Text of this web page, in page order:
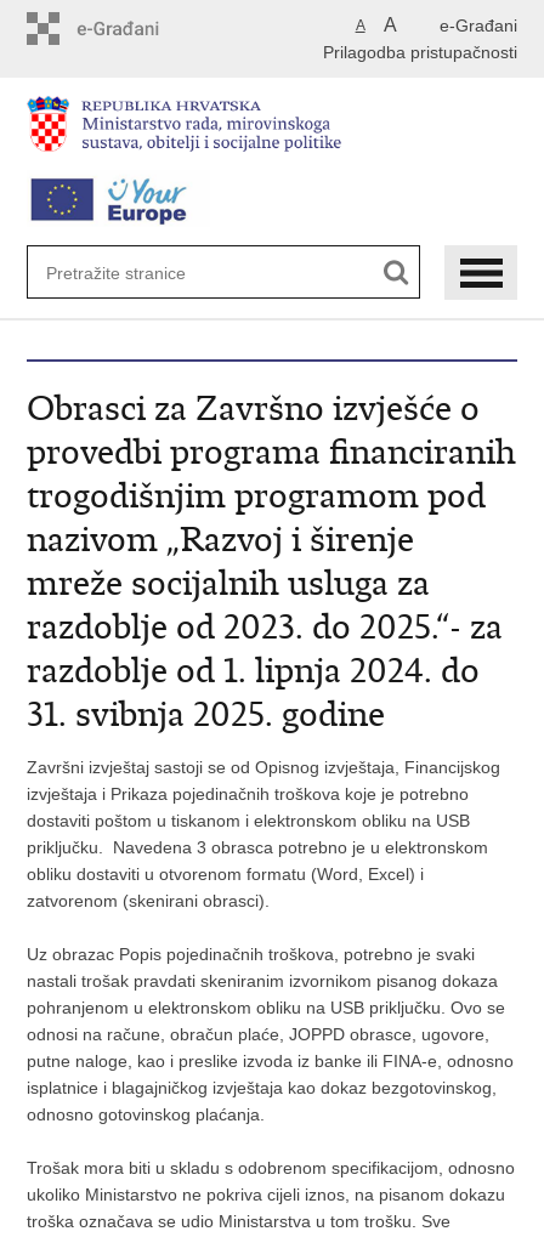
e-Građani
A A
Prilagodba pristupačnosti
Obrasci za Završno izvješće o
provedbi programa financiranih
trogodišnjim programom pod
nazivom „Razvoj i širenje
mreže socijalnih usluga za
razdoblje od 2023. do 2025.“- za
razdoblje od 1. lipnja 2024. do
31. svibnja 2025. godine
Završni izvještaj sastoji se od Opisnog izvještaja, Financijskog
izvještaja i Prikaza pojedinačnih troškova koje je potrebno
dostaviti poštom u tiskanom i elektronskom obliku na USB
priključku. Navedena 3 obrasca potrebno je u elektronskom
obliku dostaviti u otvorenom formatu (Word, Excel) i
zatvorenom (skenirani obrasci).
Uz obrazac Popis pojedinačnih troškova, potrebno je svaki
nastali trošak pravdati skeniranim izvornikom pisanog dokaza
pohranjenom u elektronskom obliku na USB priključku. Ovo se
odnosi na račune, obračun plaće, JOPPD obrasce, ugovore,
putne naloge, kao i preslike izvoda iz banke ili FINA-e, odnosno
isplatnice i blagajničkog izvještaja kao dokaz bezgotovinskog,
odnosno gotovinskog plaćanja.
Trošak mora biti u skladu s odobrenom specifikacijom, odnosno
ukoliko Ministarstvo ne pokriva cijeli iznos, na pisanom dokazu
troška označava se udio Ministarstva u tom trošku. Sve